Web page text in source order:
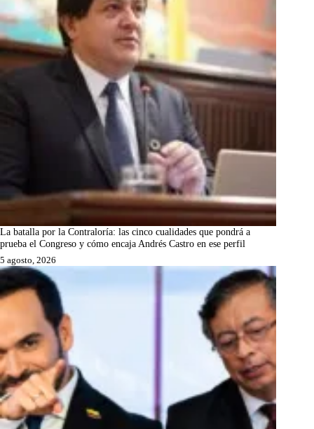
La batalla por la Contraloría: las cinco cualidades que pondrá a
prueba el Congreso y cómo encaja Andrés Castro en ese perfil
5 agosto, 2026